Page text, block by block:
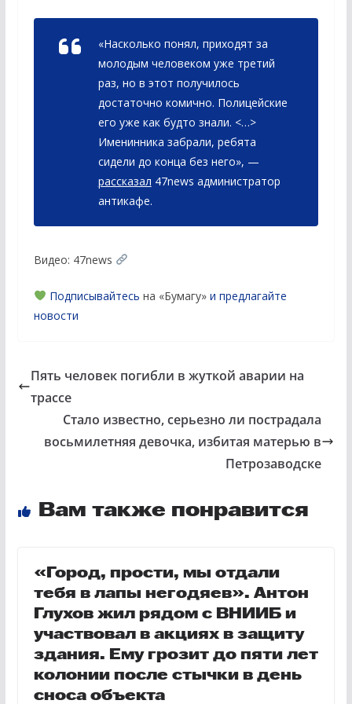
«Насколько понял, приходят за
молодым человеком уже третий
раз, но в этот получилось
достаточно комично. Полицейские
его уже как будто знали. <…>
Именинника забрали, ребята
сидели до конца без него», —
рассказал 47news администратор
антикафе.
Видео: 47news
Подписывайтесь на «Бумагу» и предлагайте
новости
Пять человек погибли в жуткой аварии на
трассе
Стало известно, серьезно ли пострадала
восьмилетняя девочка, избитая матерью в
Петрозаводске
Вам также понравится
«Город, прости, мы отдали
тебя в лапы негодяев». Антон
Глухов жил рядом с ВНИИБ и
участвовал в акциях в защиту
здания. Ему грозит до пяти лет
колонии после стычки в день
сноса объекта